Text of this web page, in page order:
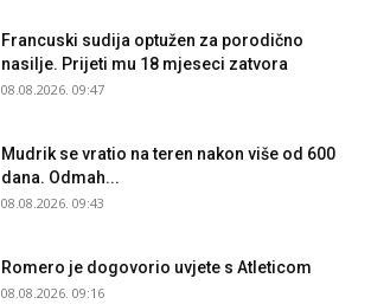
Francuski sudija optužen za porodično
nasilje. Prijeti mu 18 mjeseci zatvora
08.08.2026. 09:47
Mudrik se vratio na teren nakon više od 600
dana. Odmah...
08.08.2026. 09:43
Romero je dogovorio uvjete s Atleticom
08.08.2026. 09:16